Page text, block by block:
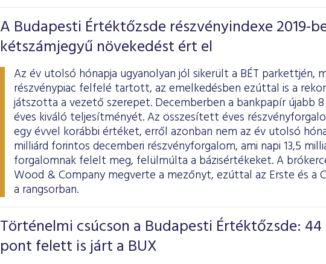
A Budapesti Értéktőzsde részvényindexe 2019-
kétszámjegyű növekedést ért el
Az év utolsó hónapja ugyanolyan jól sikerült a BÉT parkettjén,
részvénypiac felfelé tartott, az emelkedésben ezúttal is a
játszotta a vezető szerepet. Decemberben a bankpapír újabb
éves kiváló teljesítményét. Az összesített éves
egy évvel korábbi értéket, erről azonban nem az év utolsó
milliárd forintos decemberi részvényforgalom, ami napi 13,5
forgalomnak felelt meg, felülmúlta a bázisértékeket. A
Wood & Company megverte a mezőnyt, ezúttal az Erste és a
a rangsorban.
Történelmi csúcson a Budapesti Értéktőzsde: 44
pont felett is járt a BUX